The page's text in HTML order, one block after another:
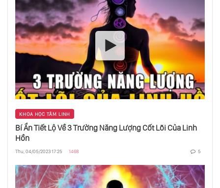
Hiền Lành Là Mạnh Nhất
Trực Giác Là Gì?
Nghệ Thuật Kính Trọng Đồng Tiền
KHOA HỌC TÂM LINH
Bí Ẩn Tiết Lộ Về 3 Trường Năng Lượng Cốt Lõi Của Linh
Hồn
Thu, 04/05/2023 17:25 1468 5